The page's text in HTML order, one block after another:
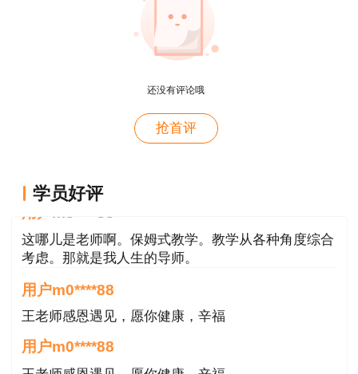
自成绩发布之日起5个工作日内。
（https://ks.rst.gansu.gov.cn/ncms/），点击“证
联系电话、地址等信息。
五、证书签收
前，持证人将收到中国邮政的短信提示（内容含验
证码），持证人需使用验证码签收证书并支付邮寄
费用。
还没有评论哦
抢首评
学员好评
概论就学习了十几天81分，感谢唐老师！
这哪儿是老师啊。保姆式教学。教学从各种角度综合
用户m0****88
王老师感恩遇见，愿你健康，辛福
用户m0****88
王老师感恩遇见，愿你健康，辛福
用户m9****88